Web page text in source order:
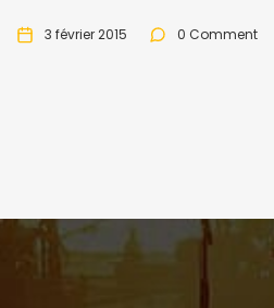
3 février 2015 0 Comment